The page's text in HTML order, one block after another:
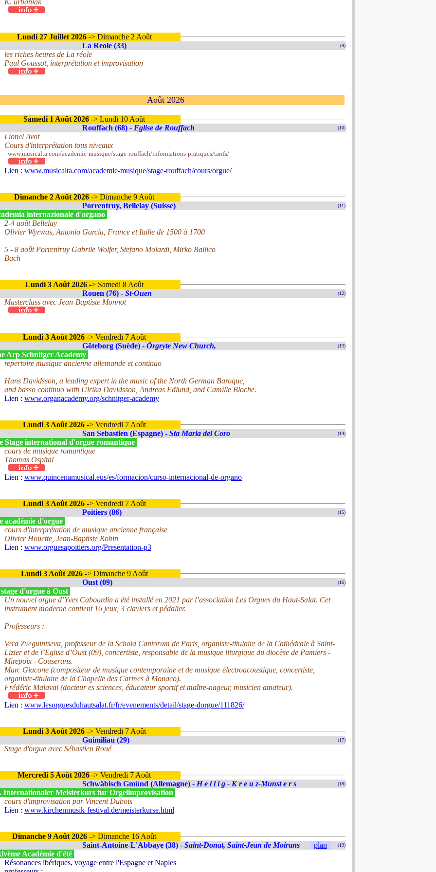
K. urbaniak
Lundi 27 Juillet 2026-> Dimanche 2 Août
La Reole (33)
(9)
les riches heures de La réole
Paul Goussot, interprétation et improvisation
Août 2026
Samedi 1 Août 2026 -> Lundi 10 Août
Rouffach (68) - Eglise de Rouffach (10)
Lionel Avot
Cours d'interprétation tous niveaux
- www.musicalta.com/academie-musique/stage-rouffach/informations-pratiques/tarifs/
Lien : www.musicalta.com/academie-musique/stage-rouffach/cours/orgue/
Dimanche 2 Août 2026 -> Dimanche 9 Août
Porrentruy, Bellelay (Suisse)
(11)
internazionale d'organo
2-4 août Bellelay
Olivier Wyrwas, Antonio Garcia, France et Italie de 1500 à 1700
5 - 8 août Porrentruy Gabrile Wolfer, Stefano Molardi, Mirko Ballico
Bach
Lundi 3 Août 2026-> Samedi 8 Août
Rouen (76) - St-Ouen (12)
Masterclass avec Jean-Baptiste Monnot
Lundi 3 Août 2026-> Vendredi 7 Août
Göteborg (Suède) - Örgryte New Church, (13)
Arp Schnitger Academy
repertoire musique ancienne allemande et continuo
Hans Davidsson, a leading expert in the music of the North German Baroque,
and basso continuo with Ulrika Davidsson, Andreas Edlund, and Camille Bloche.
Lien : www.organacademy.org/schnitger-academy
Lundi 3 Août 2026-> Vendredi 7 Août
San Sebastien (Espagne) - Sta Maria del Coro (14)
Stage international d'orgue romantique
cours de musique romantique
Thomas Ospital
Lien : www.quincenamusical.eus/es/formacion/curso-internacional-de-organo
Lundi 3 Août 2026-> Vendredi 7 Août
Poitiers (86)
(15)
académie d'orgue
cours d'interprétation de musique ancienne française
Olivier Houette, Jean-Baptiste Robin
Lien : www.orguesapoitiers.org/Presentation-p3
Lundi 3 Août 2026-> Dimanche 9 Août
Oust (09)
(16)
d'orgue à Oust
Un nouvel orgue d’Yves Cabourdin a été installé en 2021 par l’association Les Orgues du Haut-Salat. Cet
instrument moderne contient 16 jeux, 3 claviers et pédalier.
Professeurs :
Vera Zveguintseva, professeur de la Schola Cantorum de Paris, organiste-titulaire de la Cathédrale à Saint-
Lizier et de l’Eglise d’Oust (09), concertiste, responsable de la musique liturgique du diocèse de Pamiers -
Mirepoix - Couserans.
Marc Giacone (compositeur de musique contemporaine et de musique électroacoustique, concertiste,
organiste-titulaire de la Chapelle des Carmes à Monaco).
Frédéric Malaval (docteur es sciences, éducateur sportif et maître-nageur, musicien amateur).
Lien : www.lesorguesduhautsalat.fr/fr/evenements/detail/stage-dorgue/111826/
Lundi 3 Août 2026-> Vendredi 7 Août
Guimiliau (29)
(17)
Stage d'orgue avec Sébastien Roué
Mercredi 5 Août 2026 -> Vendredi 7 Août
Schwäbisch Gmünd (Allemagne) - H e i l i g - K r e u z-Munst e r s (18)
Internationaler Meisterkurs fur Orgelimprovisation
cours d'improvisation par Vincent Dubois
Lien : www.kirchenmusik-festival.de/meisterkurse.html
Dimanche 9 Août 2026 -> Dimanche 16 Août
Saint-Antoine-L'Abbaye (38) - Saint-Donat, Saint-Jean de Moirans plan (19)
Académie d'été
Résonances ibériques, voyage entre l'Espagne et Naples